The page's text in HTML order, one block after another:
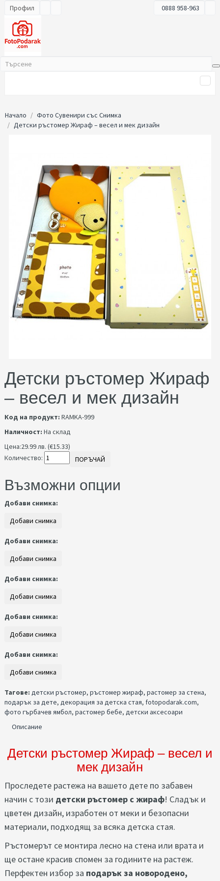
Профил 0888 958-963
Начало
Фото Сувенири със Снимка
Детски ръстомер Жираф – весел и мек дизайн
Детски ръстомер Жираф
– весел и мек дизайн
Код на продукт: RAMKA-999
Наличност: На склад
Цена:29.99 лв. (€15.33)
Количество:
ПОРЪЧАЙ
Възможни опции
Добави снимка:
Добави снимка:
Добави снимка:
Добави снимка:
Добави снимка:
Тагове: детски ръстомер, ръстомер жираф, растомер за стена,
подарък за дете, декорация за детска стая, fotopodarak.com,
фото гърбачев ямбол, растомер бебе, детски аксесоари
Описание
Детски ръстомер Жираф – весел и
мек дизайн
Проследете растежа на вашето дете по забавен
начин с този детски ръстомер с жираф! Сладък и
цветен дизайн, изработен от меки и безопасни
материали, подходящ за всяка детска стая.
Ръстомерът се монтира лесно на стена или врата и
ще остане красив спомен за годините на растеж.
Перфектен избор за подарък за новородено,